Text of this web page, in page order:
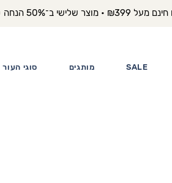
סוגי העור מותגים SALE